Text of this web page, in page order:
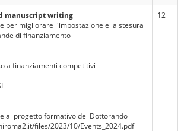
manuscript writing
per migliorare l'impostazione e la stesura
di finanziamento
a finanziamenti competitivi
al progetto formativo del Dottorando
files/2023/10/Events_2024.pdf
12